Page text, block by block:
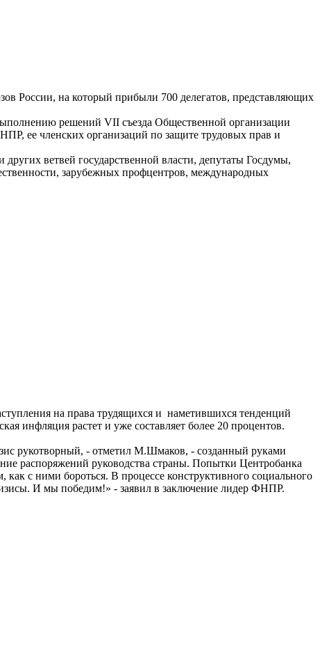
России, на который прибыли 700 делегатов, представляющих
решений VII съезда Общественной организации
ее членских организаций по защите трудовых прав и
ветвей государственной власти, депутаты Госдумы,
зарубежных профцентров, международных
на права трудящихся и наметившихся тенденций
инфляция растет и уже составляет более 20 процентов.
рукотворный, - отметил М.Шмаков, - созданный руками
распоряжений руководства страны. Попытки Центробанка
с ними бороться. В процессе конструктивного социального
И мы победим!» - заявил в заключение лидер ФНПР.